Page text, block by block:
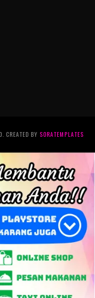
CREATED BY SORATEMPLATES